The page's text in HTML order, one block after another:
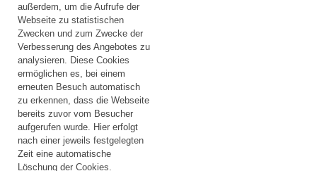
außerdem, um die Aufrufe der
Webseite zu statistischen
Zwecken und zum Zwecke der
Verbesserung des Angebotes zu
analysieren. Diese Cookies
ermöglichen es, bei einem
erneuten Besuch automatisch
zu erkennen, dass die Webseite
bereits zuvor vom Besucher
aufgerufen wurde. Hier erfolgt
nach einer jeweils festgelegten
Zeit eine automatische
Löschung der Cookies.